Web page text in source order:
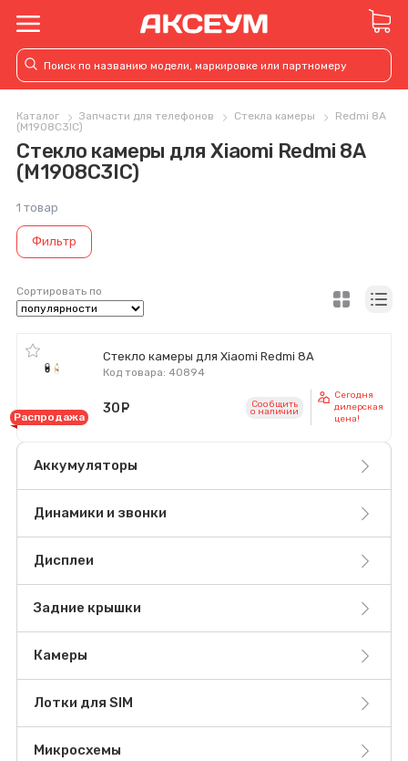
Каталог Запчасти для телефонов Стекла камеры
Redmi 8A
(M1908C3IC)
Стекло камеры для Xiaomi Redmi 8A
(M1908C3IC)
1 товар
Фильтр
Сортировать по
Стекло камеры для Xiaomi Redmi 8A
Код товара: 40894
Распродажа
30 Сообщить
o наличии
Сегодня
дилерская
цена!
Аккумуляторы
Динамики и звонки
Дисплеи
Задние крышки
Камеры
Лотки для SIM
Микросхемы